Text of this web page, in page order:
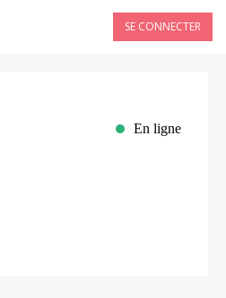
SE CONNECTER
En ligne